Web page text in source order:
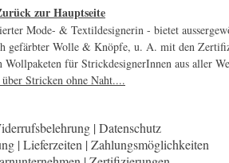
zur Hauptseite
Mode- & Textildesignerin - bietet
gefärbter Wolle & Knöpfe, u. A. mit den
Wollpaketen für StrickdesignerInnen aus aller
Stricken ohne Naht....
| Datenschutz
| Lieferzeiten | Zahlungsmöglichkeiten